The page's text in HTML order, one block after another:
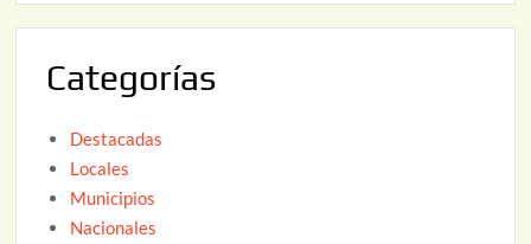
Categorías
Destacadas
Locales
Municipios
Nacionales